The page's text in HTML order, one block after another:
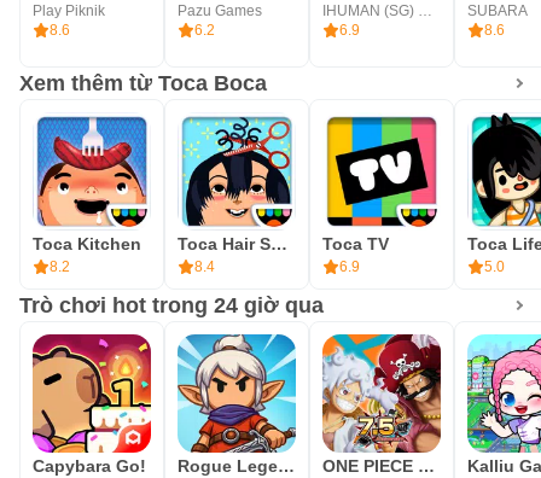
Play Piknik
8.6
Pazu Games
6.2
6.9
SUBARA
8.6
Xem thêm từ Toca Boca
Toca Kitchen
8.2
Toca Hair Salon 2 - Free!
8.4
Toca TV
6.9 5.0
Trò chơi hot trong 24 giờ qua
Capybara Go! Rogue Legend - Roguelike RPG ONE PIECE Bounty Rush